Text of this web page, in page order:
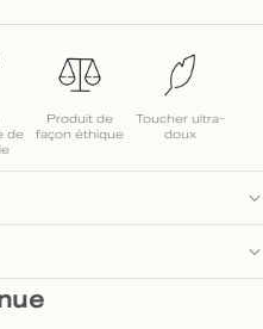
de
Produit de
façon éthique
Toucher ultra-
doux